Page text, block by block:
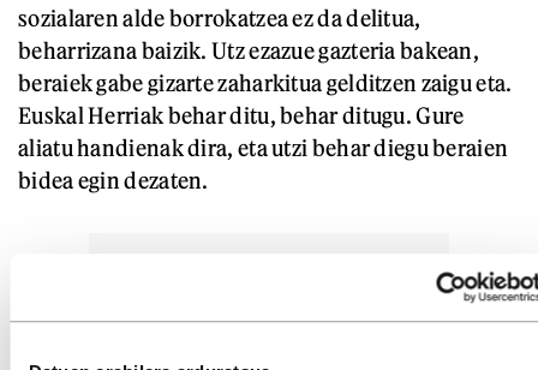
sozialaren alde borrokatzea ez da delitua,
beharrizana baizik. Utz ezazue gazteria bakean,
beraiek gabe gizarte zaharkitua gelditzen zaigu eta.
Euskal Herriak behar ditu, behar ditugu. Gure
aliatu handienak dira, eta utzi behar diegu beraien
bidea egin dezaten.